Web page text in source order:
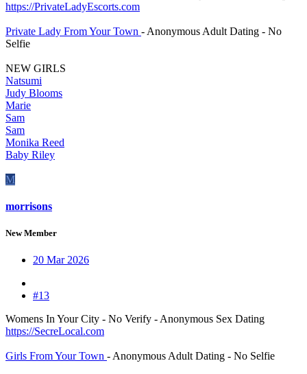
https://PrivateLadyEscorts.com
Private Lady From Your Town - Anonymous Adult Dating - No
Selfie
NEW GIRLS
Natsumi
Judy Blooms
Marie
Sam
Sam
Monika Reed
Baby Riley
M
morrisons
New Member
20 Mar 2026
#13
Womens In Your City - No Verify - Anonymous Sex Dating
https://SecreLocal.com
Girls From Your Town - Anonymous Adult Dating - No Selfie